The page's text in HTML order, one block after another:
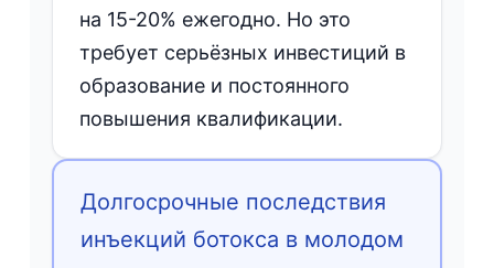
на 15-20% ежегодно. Но это
требует серьёзных инвестиций в
образование и постоянного
повышения квалификации.
Долгосрочные последствия
инъекций ботокса в молодом